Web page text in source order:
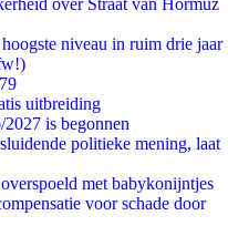
over Straat van Hormuz
niveau in ruim drie jaar
uitbreiding
is begonnen
politieke mening, laat
met babykonijntjes
voor schade door